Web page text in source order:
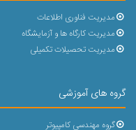
مدیریت فناوری اطلاعات
مدیریت کارگاه ها و آزمایشگاه
مدیریت تحصیلات تکمیلی
گروه های آموزشی
گروه مهندسی کامپیوتر